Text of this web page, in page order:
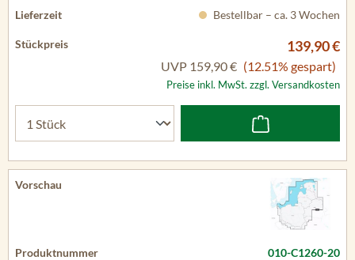
Bestellbar – ca. 3 Wochen
139,90 €
UVP 159,90 € (12.51% gespart)
Preise inkl. MwSt. zzgl. Versandkosten
010-C1260-20